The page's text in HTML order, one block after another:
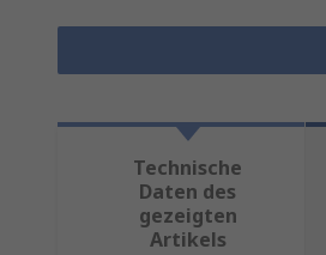
Technische
Daten des
gezeigten
Artikels